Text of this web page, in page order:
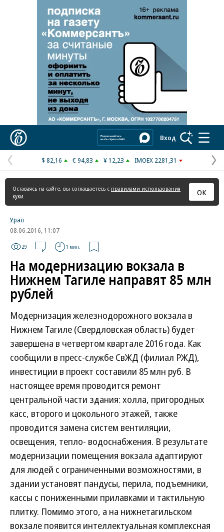
Вход
Предыдущая
страница
$ 82,16 € 94,83 ¥ 12,23 IMOEX 2281,31
Оставаясь на сайте, вы соглашаетесь с правилами использования
куки
ОК
Урал
08.06.2016, 11:07
29 1 мин.
На модернизацию вокзала в
Нижнем Тагиле направят 85 млн
рублей
Модернизация железнодорожного вокзала в
Нижнем Тагиле (Свердловская область) будет
завершена в четвертом квартале 2016 года. Как
сообщили в пресс-службе СвЖД (филиал РЖД),
инвестиции в проект составили 85 млн руб. В
настоящее время проводится ремонт
центральной части здания: холла, пригородных
касс, второго и цокольного этажей, также
проводится замена систем вентиляции,
освещения, тепло- водоснабжения. В результате
модернизации помещения вокзала адаптируют
для людей с ограниченными возможностями, в
здании установят пандусы, перила, подъемники,
кассы с пониженными прилавками и тактильную
плитку. Помимо этого, а на нижнетагильском
вокзале появится интеллектуальная комплексная